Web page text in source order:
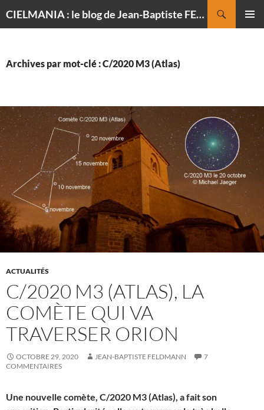
CIELMANIA : le blog de Jean-Baptiste FELDMANN, photographe du ciel
Archives par mot-clé : C/2020 M3 (Atlas)
ACTUALITÉS
C/2020 M3 (ATLAS), LA
COMÈTE QUI VA
TRAVERSER ORION
OCTOBRE 29, 2020 JEAN-BAPTISTE FELDMANN
7
COMMENTAIRES
Une nouvelle comète, C/2020 M3 (Atlas), a fait son